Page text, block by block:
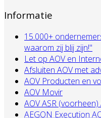
Informatie
15.000+
waarom zij blij zijn!"
Let op AOV en
Afsluiten AOV met
AOV Producten en
AOV Movir
AOV ASR
AEGON Execution